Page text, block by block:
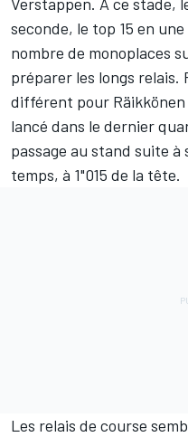
seconde, le top 15 en
nombre de monoplaces
préparer les longs relais.
différent pour
lancé dans le dernier
passage au stand suite à
temps, à 1"015 de la tête.
Les relais de course